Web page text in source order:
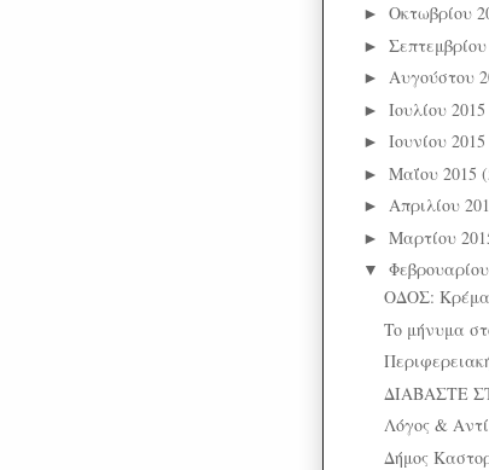
► Οκτωβρίου
►
► Αυγούστου
► Ιουλίου 2015
► Ιουνίου 2015
► Μαΐου 2015
► Απριλίου
► Μαρτίου
▼
ΟΔΟΣ:
To μήνυμα
ΔΙΑΒΑΣΤΕ
Λόγος &
Δήμος